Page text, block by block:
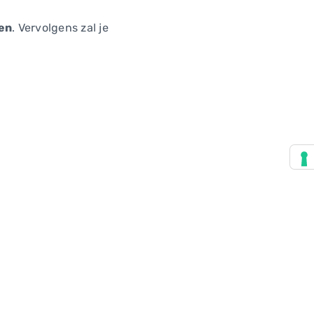
. Vervolgens zal je